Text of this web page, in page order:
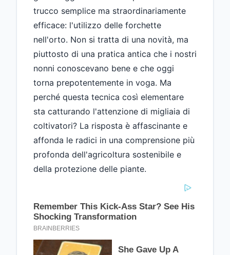
trucco semplice ma straordinariamente
efficace: l'utilizzo delle forchette
nell'orto. Non si tratta di una novità, ma
piuttosto di una pratica antica che i nostri
nonni conoscevano bene e che oggi
torna prepotentemente in voga. Ma
perché questa tecnica così elementare
sta catturando l'attenzione di migliaia di
coltivatori? La risposta è affascinante e
affonda le radici in una comprensione più
profonda dell'agricoltura sostenibile e
della protezione delle piante.